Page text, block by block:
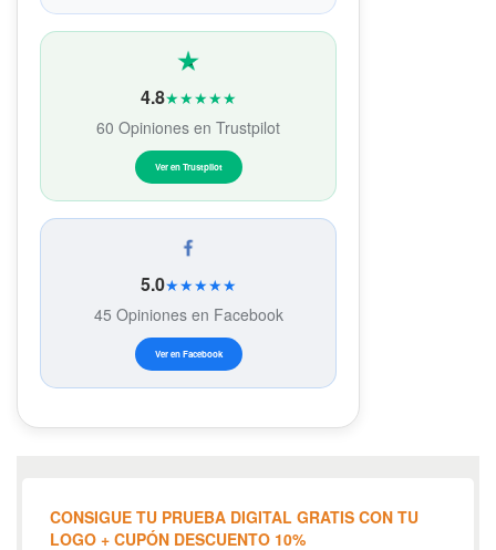
4.8★★★★★
60 Opiniones en Trustpilot
Ver en Trustpilot
5.0★★★★★
45 Opiniones en Facebook
Ver en Facebook